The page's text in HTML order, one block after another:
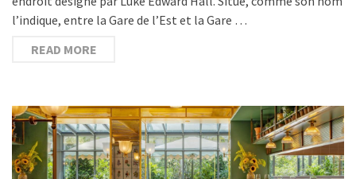
l’indique, entre la Gare de l’Est et la Gare …
READ MORE